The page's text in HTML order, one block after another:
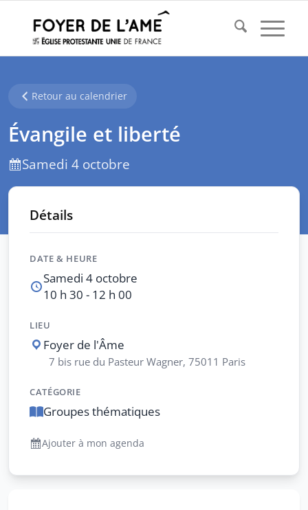
Retour au calendrier
Évangile et liberté
Samedi 4 octobre
Détails
DATE & HEURE
Samedi 4 octobre
10 h 30 - 12 h 00
LIEU
Foyer de l'Âme
7 bis rue du Pasteur Wagner, 75011 Paris
CATÉGORIE
Groupes thématiques
Ajouter à mon agenda